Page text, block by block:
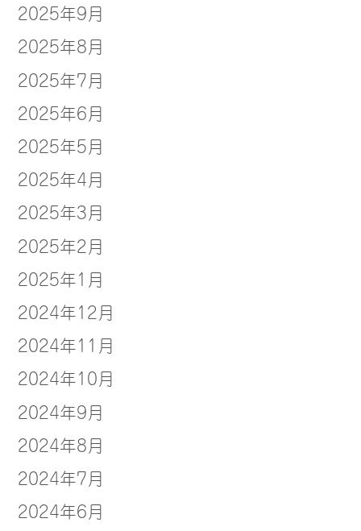
2025年9月
2025年8月
2025年7月
2025年6月
2025年5月
2025年4月
2025年3月
2025年2月
2025年1月
2024年12月
2024年11月
2024年10月
2024年9月
2024年8月
2024年7月
2024年6月